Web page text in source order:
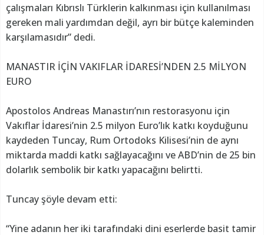
çalışmaları Kıbrıslı Türklerin kalkınması için kullanılması
gereken mali yardımdan değil, ayrı bir bütçe kaleminden
karşılamasıdır” dedi.
MANASTIR İÇİN VAKIFLAR İDARESİ’NDEN 2.5 MİLYON
EURO
Apostolos Andreas Manastırı’nın restorasyonu için
Vakıflar İdaresi’nin 2.5 milyon Euro’lık katkı koyduğunu
kaydeden Tuncay, Rum Ortodoks Kilisesi’nin de aynı
miktarda maddi katkı sağlayacağını ve ABD’nin de 25 bin
dolarlık sembolik bir katkı yapacağını belirtti.
Tuncay şöyle devam etti:
“Yine adanın her iki tarafındaki dini eserlerde basit tamir